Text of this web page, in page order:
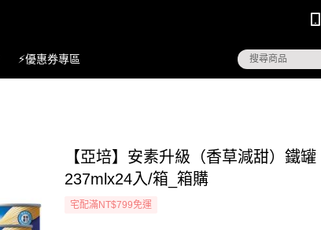
⚡優惠券專區
【亞培】安素升級（香草減甜）鐵罐
237mlx24入/箱_箱購
宅配滿NT$799免運